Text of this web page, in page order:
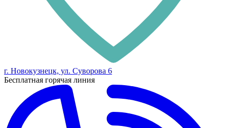
г. Новокузнецк, ул. Суворова 6
Бесплатная горячая линия